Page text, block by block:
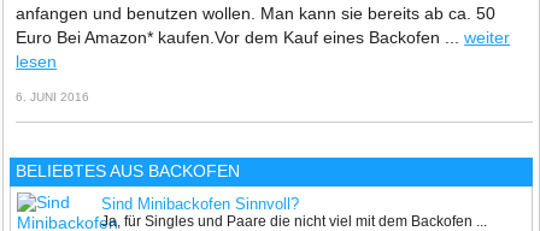
anfangen und benutzen wollen. Man kann sie bereits ab ca. 50
Euro Bei Amazon* kaufen.Vor dem Kauf eines Backofen ...weiter
lesen
6. JUNI 2016
BELIEBTES AUS BACKOFEN
Sind Minibackofen Sinnvoll?
Ja, für Singles und Paare die nicht viel mit dem Backofen ...